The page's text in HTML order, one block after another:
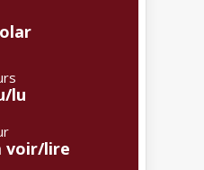
lu
voir/lire